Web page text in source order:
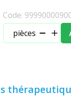
Code:
pièces